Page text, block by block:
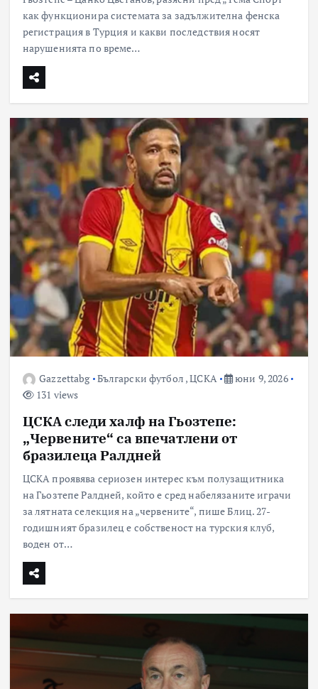
как функционира системата за задължителна фенска
регистрация в Турция и какви последствия носят
нарушенията по време…
Gazzettabg Български футбол ,ЦСКА
юни 9, 2026
131 views
ЦСКА следи халф на Гьозтепе:
„Червените“ са впечатлени от
бразилеца Ралдней
ЦСКА проявява сериозен интерес към полузащитника
на Гьозтепе Ралдней, който е сред набелязаните играчи
за лятната селекция на „червените“, пише Блиц. 27-
годишният бразилец е собственост на турския клуб,
воден от…